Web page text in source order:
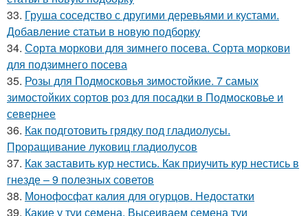
33. Груша соседство с другими деревьями и кустами.
Добавление статьи в новую подборку
34. Сорта моркови для зимнего посева. Сорта моркови
для подзимнего посева
35. Розы для Подмосковья зимостойкие. 7 самых
зимостойких сортов роз для посадки в Подмосковье и
севернее
36. Как подготовить грядку под гладиолусы.
Проращивание луковиц гладиолусов
37. Как заставить кур нестись. Как приучить кур нестись в
гнезде – 9 полезных советов
38. Монофосфат калия для огурцов. Недостатки
39. Какие у туи семена. Высеиваем семена туи